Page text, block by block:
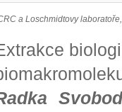
a Loschmidtovy